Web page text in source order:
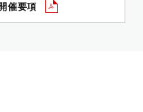
催要項